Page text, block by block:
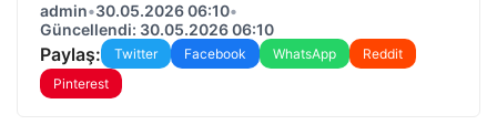
admin•30.05.2026 06:10•
Güncellendi: 30.05.2026 06:10
Paylaş: Twitter Facebook WhatsApp
Reddit
Pinterest